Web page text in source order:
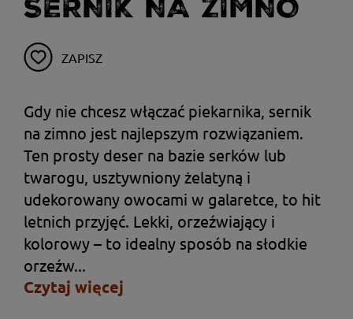
SERNIK NA ZIMNO
ZAPISZ
Gdy nie chcesz włączać piekarnika, sernik
na zimno jest najlepszym rozwiązaniem.
Ten prosty deser na bazie serków lub
twarogu, usztywniony żelatyną i
udekorowany owocami w galaretce, to hit
letnich przyjęć. Lekki, orzeźwiający i
kolorowy – to idealny sposób na słodkie
orzeźw...
Czytaj więcej